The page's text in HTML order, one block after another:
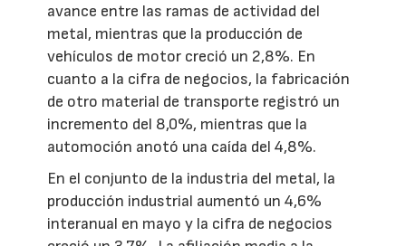
avance entre las ramas de actividad del
metal, mientras que la producción de
vehículos de motor creció un 2,8%. En
cuanto a la cifra de negocios, la fabricación
de otro material de transporte registró un
incremento del 8,0%, mientras que la
automoción anotó una caída del 4,8%.
En el conjunto de la industria del metal, la
producción industrial aumentó un 4,6%
interanual en mayo y la cifra de negocios